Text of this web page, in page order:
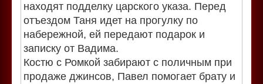
находят подделку царского указа. Перед
отъездом Таня идет на прогулку по
набережной, ей передают подарок и
записку от Вадима.
Костю с Ромкой забирают с поличным при
продаже джинсов, Павел помогает брату и